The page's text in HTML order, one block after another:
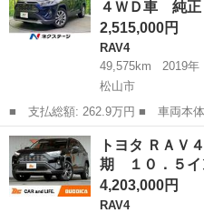
４ＷＤ車 純
2,515,000円
RAV4
49,575km
2019年
松山市
■ 支払総額: 262.9万円 ■ 車両本体価格： 2,515,000 円 ■ メーカ
ー名： トヨタ ■ 車種名： ＲＡ
ッケージ 禁煙車 ４ＷＤ車 純正
センス ...
愛媛 松山市 RAV4
トヨタ ＲＡ
期 １０．５
4,203,000円
RAV4